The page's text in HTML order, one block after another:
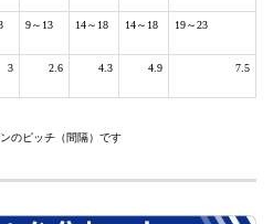
9～13 14～18 14～18 19～23
3 2.6 4.3 4.9 7.5
のピッチ（間隔）です